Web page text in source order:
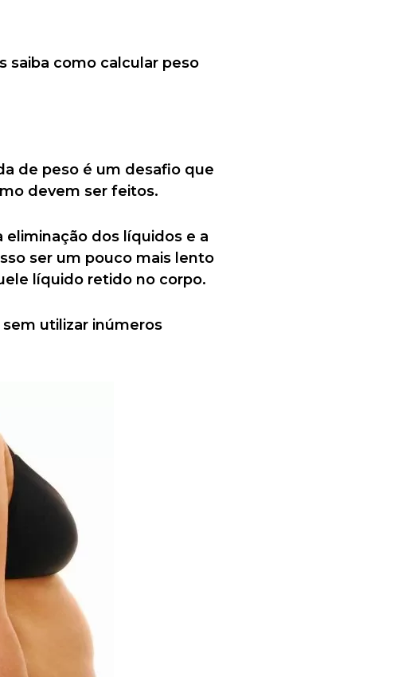
saiba como calcular peso
de peso é um desafio que
devem ser feitos.
eliminação dos líquidos e a
ser um pouco mais lento
líquido retido no corpo.
utilizar inúmeros